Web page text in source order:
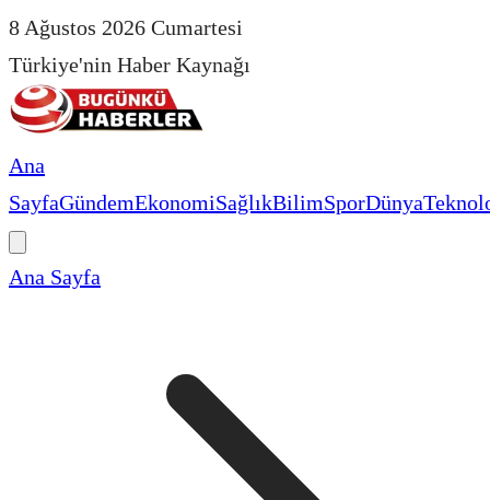
8 Ağustos 2026 Cumartesi
Türkiye'nin Haber Kaynağı
Ana
SayfaGündemEkonomiSağlıkBilimSporDünya
Ana Sayfa